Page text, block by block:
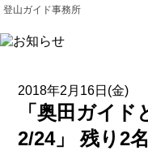
登山ガイド事務所
2018年2月16日(金)
「奥田ガイ
2/24」 残り2